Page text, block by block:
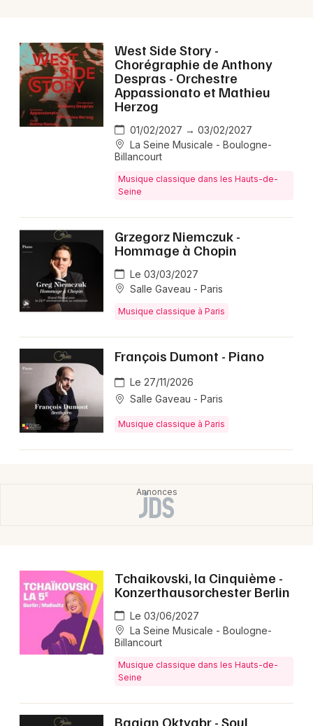
West Side Story -
Chorégraphie de Anthony
Despras - Orchestre
Appassionato et Mathieu
Herzog
01/02/2027 → 03/02/2027
La Seine Musicale - Boulogne-
Billancourt
Musique classique dans les Hauts-de-
Seine
Grzegorz Niemczuk -
Hommage à Chopin
Le 03/03/2027
Salle Gaveau - Paris
Musique classique à Paris
François Dumont - Piano
Le 27/11/2026
Salle Gaveau - Paris
Musique classique à Paris
Tchaikovski, la Cinquième -
Konzerthausorchester Berlin
Le 03/06/2027
La Seine Musicale - Boulogne-
Billancourt
Musique classique dans les Hauts-de-
Seine
Bagjan Oktyabr - Soul